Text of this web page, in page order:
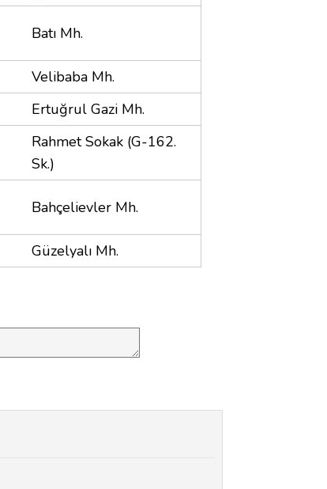
Batı Mh.
Velibaba Mh.
Ertuğrul Gazi Mh.
Rahmet Sokak (G-162.
Sk.)
Bahçelievler Mh.
Güzelyalı Mh.